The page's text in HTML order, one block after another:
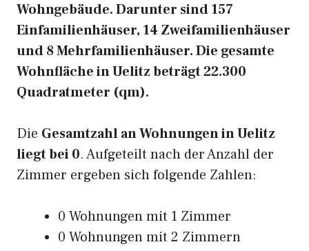
Wohngebäude. Darunter sind 157
Einfamilienhäuser, 14 Zweifamilienhäuser
und 8 Mehrfamilienhäuser. Die gesamte
Wohnfläche in Uelitz beträgt 22.300
Quadratmeter (qm).
Die Gesamtzahl an Wohnungen in Uelitz
liegt bei 0. Aufgeteilt nach der Anzahl der
Zimmer ergeben sich folgende Zahlen:
0 Wohnungen mit 1 Zimmer
0 Wohnungen mit 2 Zimmern